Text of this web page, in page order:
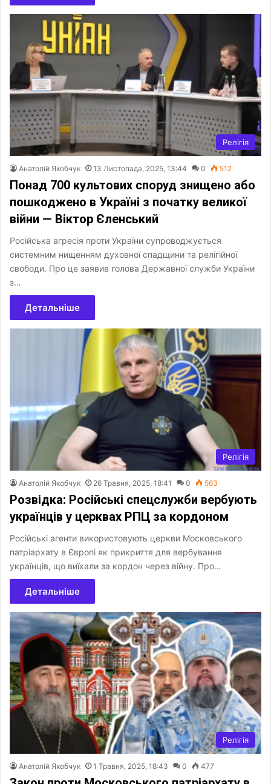
Релігія
Анатолій Якобчук 13 Листопада, 2025, 13:44 0 512
Понад 700 культових споруд знищено або
пошкоджено в Україні з початку великої
війни — Віктор Єленський
Російська агресія проти України супроводжується
системним нищенням духовної спадщини та релігійної
свободи. Про це заявив голова Державної служби України
з…
Детальніше
Релігія
Анатолій Якобчук 26 Травня, 2025, 18:41 0 563
Розвідка: Російські спецслужби вербують
українців у церквах РПЦ за кордоном
Російські агенти використовують церкви Московського
патріархату в Європі як прикриття для вербування
українців, що виїхали за кордон через війну. Про…
Детальніше
Релігія
Анатолій Якобчук 1 Травня, 2025, 18:43 0 477